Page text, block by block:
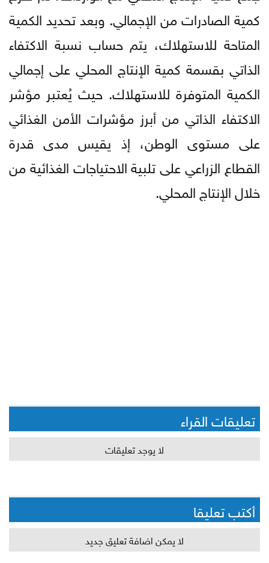
كمية الصادرات من الإجمالي. وبعد تحديد الكمية
المتاحة للاستهلاك، يتم حساب نسبة الاكتفاء
الذاتي بقسمة كمية الإنتاج المحلي على إجمالي
الكمية المتوفرة للاستهلاك. حيث يُعتبر مؤشر
الاكتفاء الذاتي من أبرز مؤشرات الأمن الغذائي
على مستوى الوطن، إذ يقيس مدى قدرة
القطاع الزراعي على تلبية الاحتياجات الغذائية من
خلال الإنتاج المحلي.
تعليقات القراء
لا يوجد تعليقات
أكتب تعليقا
لا يمكن اضافة تعليق جديد